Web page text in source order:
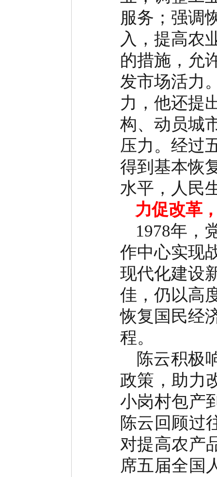
服务；强调
入，提高农
的措施，允
发市场活力
力，他还提
构、动员城
压力。经过
得到基本恢
水平，人民
力促改革
1978年，
作中心实现
现代化建设
佳，仍以高
恢复国民经
程。
陈云积极
政策，助力
小岗村包产
陈云回顾过
对提高农产
席五届全国